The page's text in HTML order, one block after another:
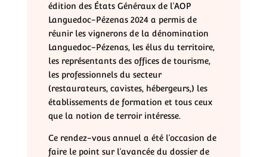
édition des États Généraux de l’AOP
Languedoc-Pézenas 2024 a permis de
réunir les vignerons de la dénomination
Languedoc-Pézenas, les élus du territoire,
les représentants des offices de tourisme,
les professionnels du secteur
(restaurateurs, cavistes, hébergeurs,) les
établissements de formation et tous ceux
que la notion de terroir intéresse.
Ce rendez-vous annuel a été l’occasion de
faire le point sur l’avancée du dossier de